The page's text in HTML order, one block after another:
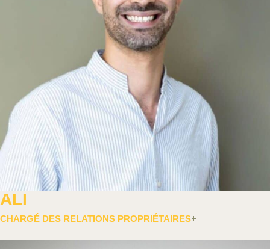
ALI
CHARGÉ DES RELATIONS PROPRIÉTAIRES